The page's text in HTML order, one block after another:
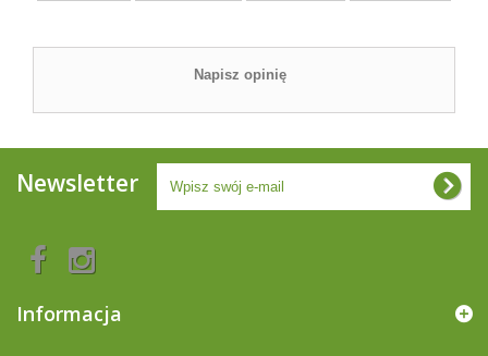
Napisz opinię
Newsletter
Informacja